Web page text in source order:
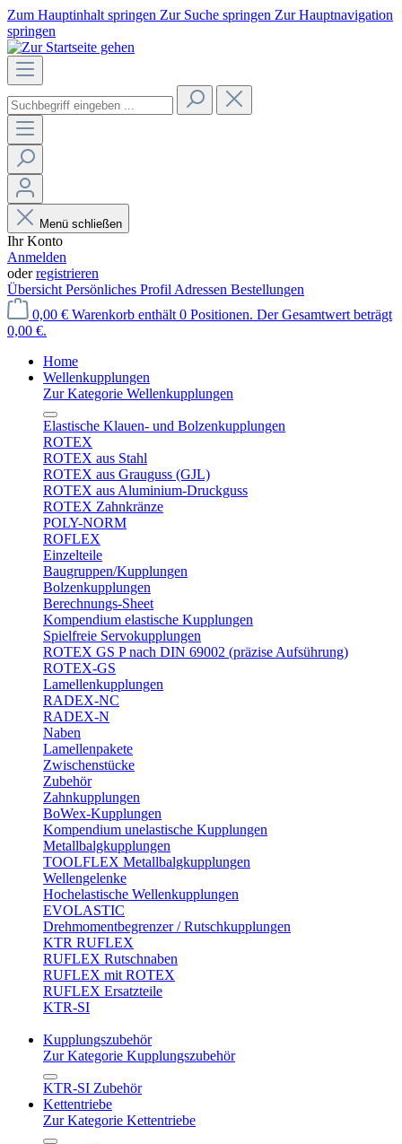
Zum Hauptinhalt springen Zur Suche springen Zur Hauptnavigation
springen
Menü schließen
Ihr Konto
Anmelden
oderregistrieren
Übersicht Persönliches Profil Adressen Bestellungen
0,00 € Warenkorb enthält 0 Positionen. Der Gesamtwert beträgt
0,00 €.
Home
Wellenkupplungen
Zur Kategorie Wellenkupplungen
Elastische Klauen- und Bolzenkupplungen
ROTEX
ROTEX aus Stahl
ROTEX aus Grauguss (GJL)
ROTEX aus Aluminium-Druckguss
ROTEX Zahnkränze
POLY-NORM
ROFLEX
Einzelteile
Baugruppen/Kupplungen
Bolzenkupplungen
Berechnungs-Sheet
Kompendium elastische Kupplungen
Spielfreie Servokupplungen
ROTEX GS P nach DIN 69002 (präzise Aufsührung)
ROTEX-GS
Lamellenkupplungen
RADEX-NC
RADEX-N
Naben
Lamellenpakete
Zwischenstücke
Zubehör
Zahnkupplungen
BoWex-Kupplungen
Kompendium unelastische Kupplungen
Metallbalgkupplungen
TOOLFLEX Metallbalgkupplungen
Wellengelenke
Hochelastische Wellenkupplungen
EVOLASTIC
Drehmomentbegrenzer / Rutschkupplungen
KTR RUFLEX
RUFLEX Rutschnaben
RUFLEX mit ROTEX
RUFLEX Ersatzteile
KTR-SI
Kupplungszubehör
Zur Kategorie Kupplungszubehör
KTR-SI Zubehör
Kettentriebe
Zur Kategorie Kettentriebe